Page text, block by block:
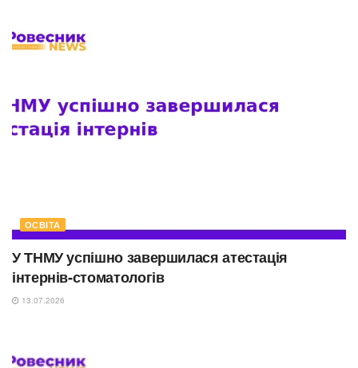
ОСВІТА
У ТНМУ успішно завершилася атестація
інтернів-стоматологів
13.07.2026